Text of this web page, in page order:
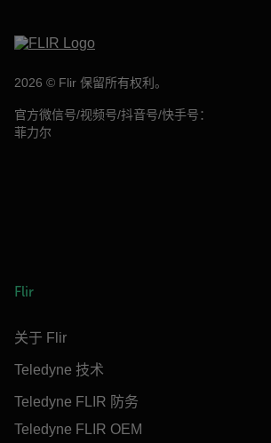
2026 © Flir 保留所有权利。
官方微信号/视频号/抖音号/快手号：
菲力尔
Flir
关于 Flir
Teledyne 技术
Teledyne FLIR 防务
Teledyne FLIR OEM